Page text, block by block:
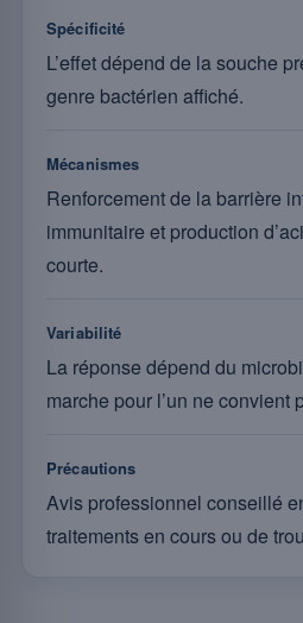
Spécificité
L’effet dépend de la souche
genre bactérien affiché.
Mécanismes
Renforcement de la barrière
immunitaire et production
courte.
Variabilité
La réponse dépend du
marche pour l’un ne convient
Précautions
Avis professionnel conseillé
traitements en cours ou de